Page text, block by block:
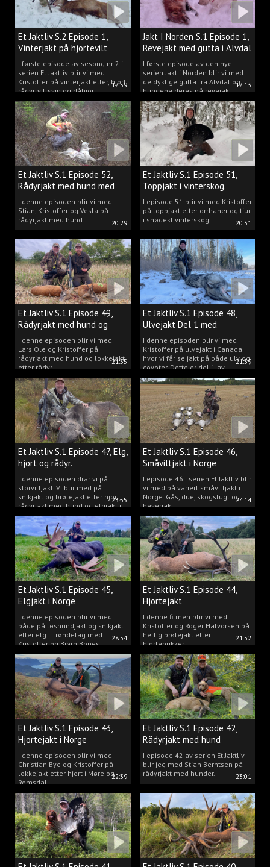
17:59
Et Jaktliv S.2 Episode 1,
Vinterjakt på hjortevilt
I første episode av sesong nr 2 i
serien Et Jaktliv blir vi med
Kristoffer på vinterjakt etter, hjort,
rådyr, villsvin og dåhjort.
17:13
Jakt I Norden S.1 Episode 1,
Revejakt med gutta i Alvdal
I første episode av den nye
serien Jakt i Norden blir vi med
de dyktige gutta fra Alvdal og
hundene deres på revejakt.
20:29
Et Jaktliv S.1 Episode 52,
Rådyrjakt med hund med
Stian, Kristoffer og Vesla
I denne episoden blir vi med
Stian, Kristoffer og Vesla på
rådyrjakt med hund.
20:31
Et Jaktliv S.1 Episode 51,
Toppjakt i vinterskog.
I episode 51 blir vi med Kristoffer
på toppjakt etter orrhaner og tiur
i snødekt vinterskog.
21:55
Et Jaktliv S.1 Episode 49,
Rådyrjakt med hund og
lokkejakt.
I denne episoden blir vi med
Lars Ole og Kristoffer på
rådyrjakt med hund og lokkejakt
etter rådyr.
21:39
Et Jaktliv S.1 Episode 48,
Ulvejakt Del 1 med
Kristoffer Clausen.
I denne episoden blir vi med
Kristoffer på ulvejakt i Canada
hvor vi får se jakt på både ulv og
coyoter. Dette er del 1 av
ulvejakten.
23:55
Et Jaktliv S.1 Episode 47, Elg,
hjort og rådyr.
I denne episoden drar vi på
storviltjakt. Vi blir med på
snikjakt og brølejakt etter hjort,
rådyrjakt med hund og elgjakt i
Trøndelag.
24:14
Et Jaktliv S.1 Episode 46,
Småviltjakt i Norge
I episode 46 I serien Et Jaktliv blir
vi med på variert småviltjakt i
Norge. Gås, due, skogsfugl og
beverjakt.
28:54
Et Jaktliv S.1 Episode 45,
Elgjakt i Norge
I denne episoden blir vi med
både på løshundjakt og snikjakt
etter elg i Trøndelag med
Kristoffer og Bjørn Bones
21:52
Et Jaktliv S.1 Episode 44,
Hjortejakt
I denne filmen blir vi med
Kristoffer og Roger Halvorsen på
heftig brølejakt etter
hjortebukker.
22:39
Et Jaktliv S.1 Episode 43,
Hjortejakt i Norge
I denne episoden blir vi med
Christian Bye og Kristoffer på
lokkejakt etter hjort i Møre og
Romsdal.
23:01
Et Jaktliv S.1 Episode 42,
Rådyrjakt med hund
I episode 42 av serien Et Jaktliv
blir jeg med Stian Berntsen på
rådyrjakt med hunder.